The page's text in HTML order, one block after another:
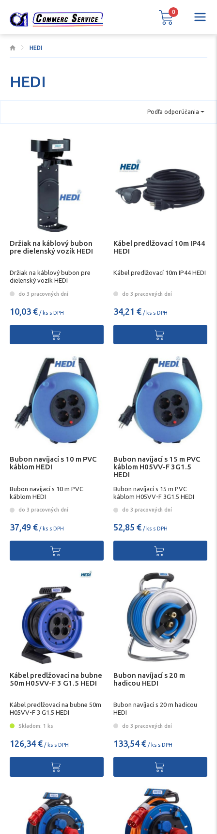
HEDI
HEDI
Podľa odporúčania
Držiak na káblový bubon
pre dielenský vozík HEDI
Držiak na káblový bubon pre
dielenský vozík HEDI
do 3 pracovných dní
10,03 € / ks s DPH
Kábel predlžovací 10m IP44
HEDI
Kábel predlžovací 10m IP44 HEDI
do 3 pracovných dní
34,21 € / ks s DPH
Bubon navíjací s 10 m PVC
káblom HEDI
Bubon navíjací s 10 m PVC
káblom HEDI
do 3 pracovných dní
37,49 € / ks s DPH
Bubon navíjací s 15 m PVC
káblom H05VV-F 3G1.5
HEDI
Bubon navíjací s 15 m PVC
káblom H05VV-F 3G1.5 HEDI
do 3 pracovných dní
52,85 € / ks s DPH
Kábel predlžovací na bubne
50m H05VV-F 3 G1.5 HEDI
Kábel predlžovací na bubne 50m
H05VV-F 3 G1.5 HEDI
Skladom: 1 ks
126,34 € / ks s DPH
Bubon navíjací s 20 m
hadicou HEDI
Bubon navíjací s 20 m hadicou
HEDI
do 3 pracovných dní
133,54 € / ks s DPH
0